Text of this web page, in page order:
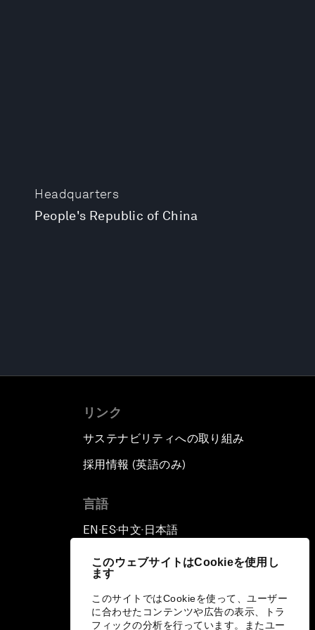
このウェブサイトはCookieを使用し
ます
このサイトではCookieを使って、ユーザー
に合わせたコンテンツや広告の表示、トラ
フィックの分析を行っています。またユー
Headquarters
People's Republic of China
リンク
サステナビリティへの取り組み
採用情報 (英語のみ)
言語
EN ▪ES▪中文▪ 日本語